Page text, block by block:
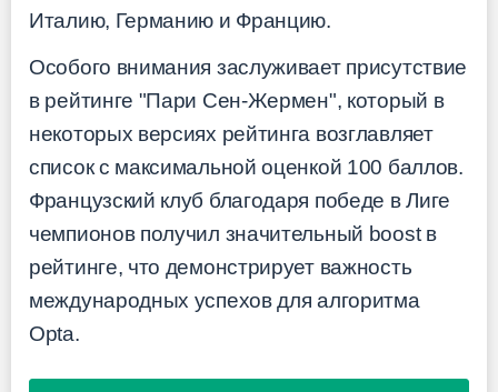
Италию, Германию и Францию.
Особого внимания заслуживает присутствие
в рейтинге "Пари Сен-Жермен", который в
некоторых версиях рейтинга возглавляет
список с максимальной оценкой 100 баллов.
Французский клуб благодаря победе в Лиге
чемпионов получил значительный boost в
рейтинге, что демонстрирует важность
международных успехов для алгоритма
Opta.